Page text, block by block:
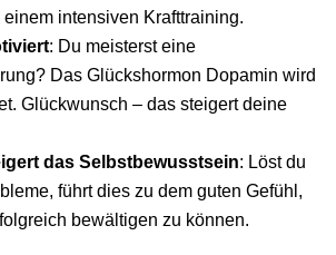
intensiven Krafttraining.
: Du meisterst eine
Das Glückshormon Dopamin wird
Glückwunsch – das steigert deine
das Selbstbewusstsein: Löst du
führt dies zu dem guten Gefühl,
bewältigen zu können.